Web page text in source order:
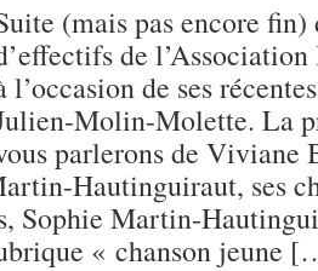
(mais pas encore fin)
de
l’occasion de ses
Molin-Molette. La
parlerons de Viviane
Hautinguiraut, ses
Sophie Martin-
« chanson jeune